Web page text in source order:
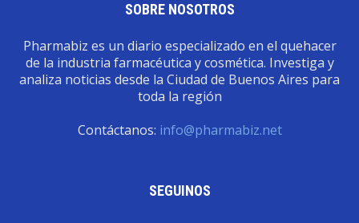
SOBRE NOSOTROS
Pharmabiz es un diario especializado en el quehacer
de la industria farmacéutica y cosmética. Investiga y
analiza noticias desde la Ciudad de Buenos Aires para
toda la región
Contáctanos: info@pharmabiz.net
SEGUINOS